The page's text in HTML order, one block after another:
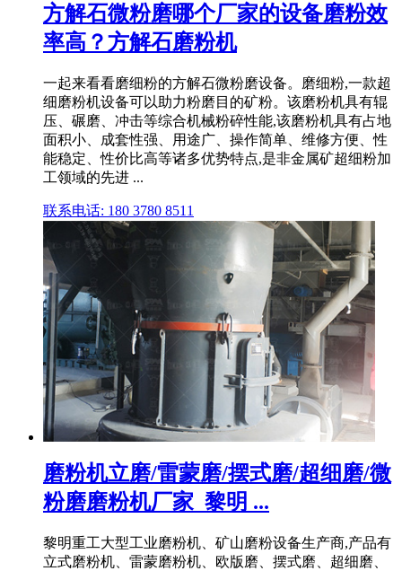
方解石微粉磨哪个厂家的设备磨粉效
率高？方解石磨粉机
一起来看看磨细粉的方解石微粉磨设备。磨细粉,一款超
细磨粉机设备可以助力粉磨目的矿粉。该磨粉机具有辊
压、碾磨、冲击等综合机械粉碎性能,该磨粉机具有占地
面积小、成套性强、用途广、操作简单、维修方便、性
能稳定、性价比高等诸多优势特点,是非金属矿超细粉加
工领域的先进 ...
联系电话: 180 3780 8511
磨粉机立磨/雷蒙磨/摆式磨/超细磨/微
粉磨磨粉机厂家_黎明 ...
黎明重工大型工业磨粉机、矿山磨粉设备生产商,产品有
立式磨粉机、雷蒙磨粉机、欧版磨、摆式磨、超细磨、